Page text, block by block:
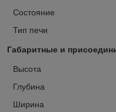
Состояние
Тип печи
Габаритные и
Высота
Глубина
Ширина